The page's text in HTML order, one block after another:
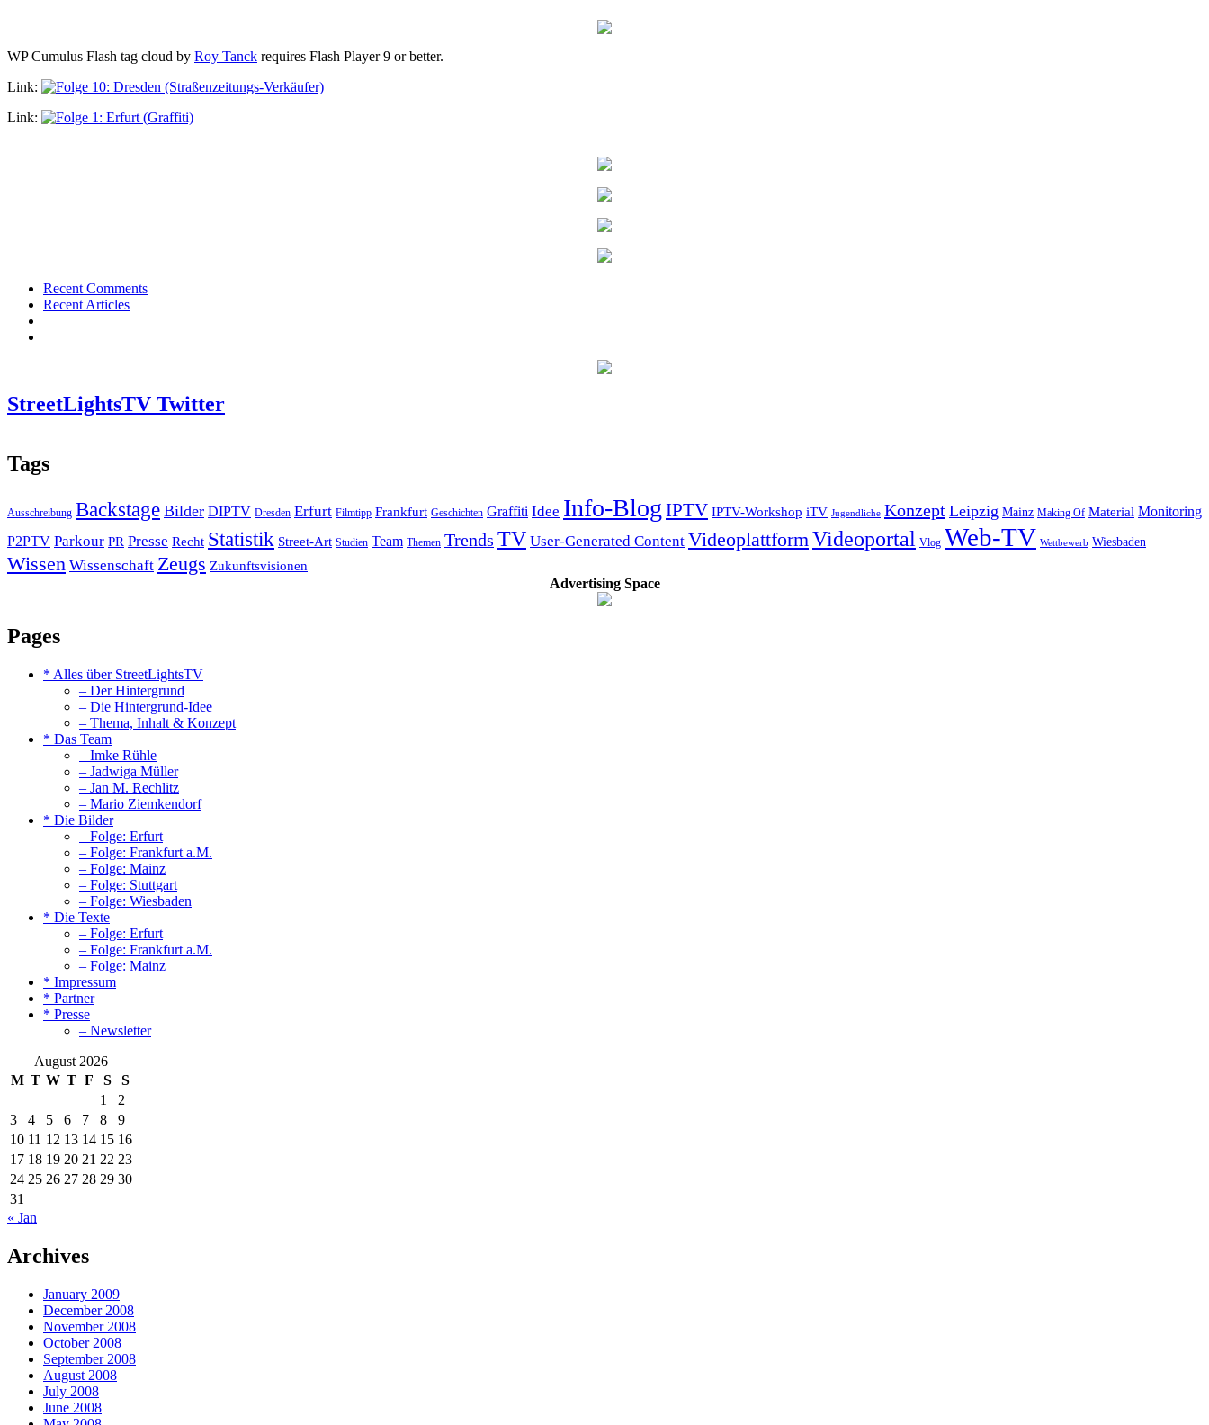
WP Cumulus Flash tag cloud by Roy Tanck requires Flash Player 9 or better.
Link:
Link:
Recent Comments
Recent Articles
StreetLightsTV Twitter
Tags
Ausschreibung Backstage Bilder DIPTV Dresden Erfurt Filmtipp Frankfurt Geschichten Graffiti Idee Info-Blog IPTV IPTV-Workshop iTV Jugendliche Konzept Leipzig Mainz Making Of Material Monitoring
P2PTV Parkour PR Presse Recht Statistik Street-Art Studien Team Themen Trends TV User-Generated Content VideoplattformVideoportal Vlog Web-TV Wettbewerb Wiesbaden
Wissen Wissenschaft Zeugs Zukunftsvisionen
Advertising Space
Pages
* Alles über StreetLightsTV
– Der Hintergrund
– Die Hintergrund-Idee
– Thema, Inhalt & Konzept
* Das Team
– Imke Rühle
– Jadwiga Müller
– Jan M. Rechlitz
– Mario Ziemkendorf
* Die Bilder
– Folge: Erfurt
– Folge: Frankfurt a.M.
– Folge: Mainz
– Folge: Stuttgart
– Folge: Wiesbaden
* Die Texte
– Folge: Erfurt
– Folge: Frankfurt a.M.
– Folge: Mainz
* Impressum
* Partner
* Presse
– Newsletter
August 2026
M T W T F S
S
1
2
3
4 5 6 7 8
9
10 11 12 13 14 15 16
17 18 19 20 21 22 23
24 25 26 27 28 29 30
31
« Jan
Archives
January 2009
December 2008
November 2008
October 2008
September 2008
August 2008
July 2008
June 2008